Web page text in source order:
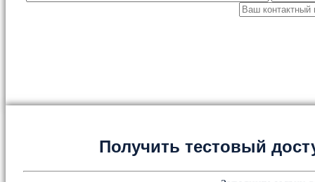
Получить тестовый